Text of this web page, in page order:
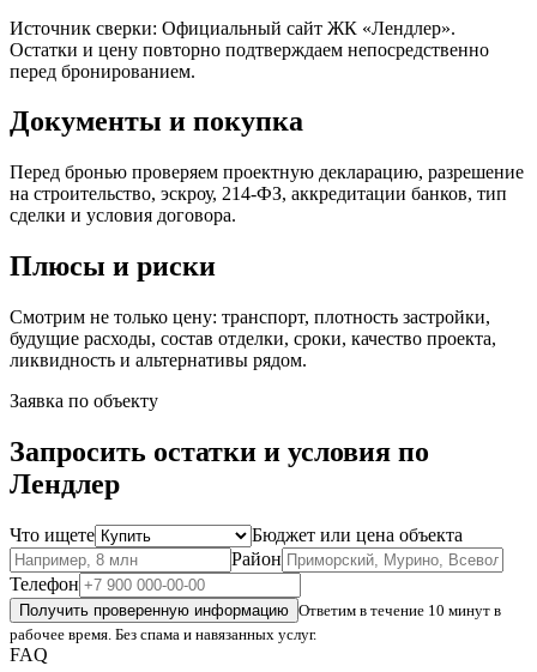
Источник сверки: Официальный сайт ЖК «Лендлер».
Остатки и цену повторно подтверждаем непосредственно
перед бронированием.
Документы и покупка
Перед бронью проверяем проектную декларацию, разрешение
на строительство, эскроу, 214-ФЗ, аккредитации банков, тип
сделки и условия договора.
Плюсы и риски
Смотрим не только цену: транспорт, плотность застройки,
будущие расходы, состав отделки, сроки, качество проекта,
ликвидность и альтернативы рядом.
Заявка по объекту
Запросить остатки и условия по
Лендлер
Что ищете
Бюджет или цена объекта
Район
Телефон
Получить проверенную информацию Ответим в течение 10 минут в
рабочее время. Без спама и навязанных услуг.
FAQ